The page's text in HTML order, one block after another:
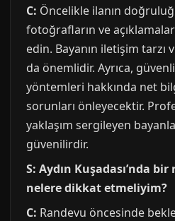
C: Öncelikle ilanın
fotoğrafların ve
edin. Bayanın iletişim tarzı
da önemlidir. Ayrıca,
yöntemleri hakkında net
sorunları önleyecektir.
yaklaşım sergileyen
güvenilirdir.
S: Aydın Kuşadası’nda
nelere dikkat etmeliyim?
C: Randevu öncesinde